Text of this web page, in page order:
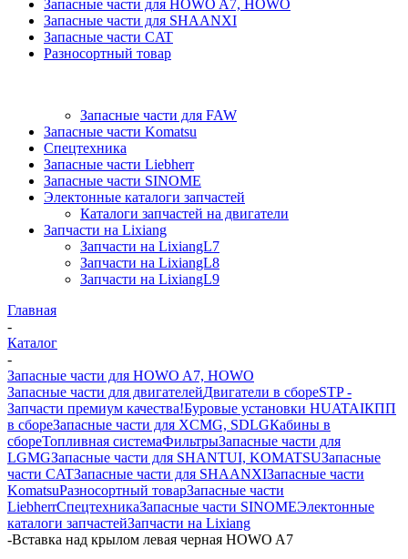
Запасные части для HOWO A7, HOWO
Запасные части для SHAANXI
Запасные части CAT
Разносортный товар
Запасные части для FAW
Запасные части Komatsu
Спецтехника
Запасные части Liebherr
Запасные части SINOME
Электонные каталоги запчастей
Каталоги запчастей на двигатели
Запчасти на Lixiang
Запчасти на LixiangL7
Запчасти на LixiangL8
Запчасти на LixiangL9
Главная
-
Каталог
-
Запасные части для HOWO A7, HOWO
Запасные части для двигателейДвигатели в сбореSTP -
Запчасти премиум качества!Буровые установки HUATAIКПП
в сбореЗапасные части для XCMG, SDLGКабины в
сбореТопливная системаФильтрыЗапасные части для
LGMGЗапасные части для SHANTUI, KOMATSUЗапасные
части CATЗапасные части для SHAANXIЗапасные части
KomatsuРазносортный товарЗапасные части
LiebherrСпецтехникаЗапасные части SINOMEЭлектонные
каталоги запчастейЗапчасти на Lixiang
-Вставка над крылом левая черная HOWO A7